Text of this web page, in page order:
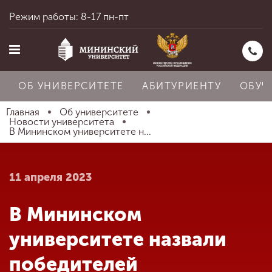
Главная
Абитуриенту
Режим работы: 8-17 пн-пт
ОБ УНИВЕРСИТЕТЕ АБИТУРИЕНТУ
Главная
Об университете
Новости университета
В Мининском университете н...
11 апреля 2023
В Мининском
университете назвали
победителей